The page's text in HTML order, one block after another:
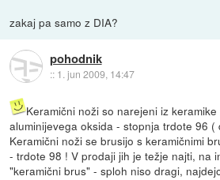
zakaj pa samo z DIA?
pohodnik
:: 1. jun 2009, 14:47
Keramični noži so narejeni iz
aluminijevega oksida - stopnja trdote 96 (
Keramični noži se brusijo s keramičnimi
- trdote 98 ! V prodaji jih je težje najti, na
"keramični brus" - sploh niso dragi,